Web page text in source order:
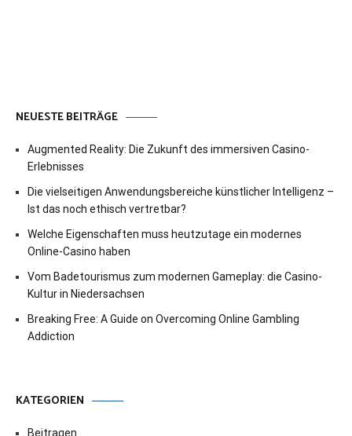
NEUESTE BEITRÄGE
Augmented Reality: Die Zukunft des immersiven Casino-
Erlebnisses
Die vielseitigen Anwendungsbereiche künstlicher Intelligenz –
Ist das noch ethisch vertretbar?
Welche Eigenschaften muss heutzutage ein modernes
Online-Casino haben
Vom Badetourismus zum modernen Gameplay: die Casino-
Kultur in Niedersachsen
Breaking Free: A Guide on Overcoming Online Gambling
Addiction
KATEGORIEN
Beitragen